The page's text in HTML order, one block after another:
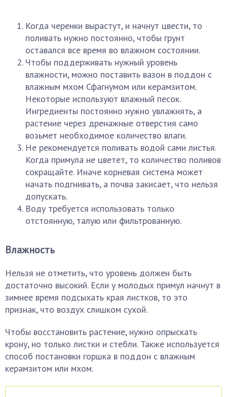
Когда черенки вырастут, и начнут цвести, то
поливать нужно постоянно, чтобы грунт
оставался все время во влажном состоянии.
Чтобы поддерживать нужный уровень
влажности, можно поставить вазон в поддон с
влажным мхом Сфагнумом или керамзитом.
Некоторые используют влажный песок.
Ингредиенты постоянно нужно увлажнять, а
растение через дренажные отверстия само
возьмет необходимое количество влаги.
Не рекомендуется поливать водой сами листья.
Когда примула не цветет, то количество поливов
сокращайте. Иначе корневая система может
начать подгнивать, а почва закисает, что нельзя
допускать.
Воду требуется использовать только
отстоянную, талую или фильтрованную.
Влажность
Нельзя не отметить, что уровень должен быть
достаточно высокий. Если у молодых примул начнут в
зимнее время подсыхать края листков, то это
признак, что воздух слишком сухой.
Чтобы восстановить растение, нужно опрыскать
крону, но только листки и стебли. Также используется
способ постановки горшка в поддон с влажным
керамзитом или мхом.